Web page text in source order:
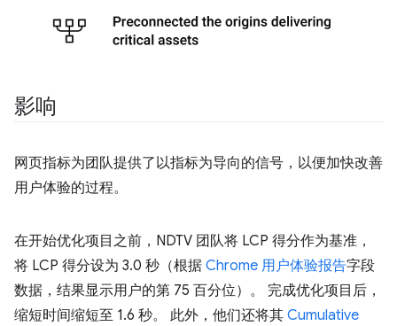
影响
网页指标为团队提供了以指标为导向的信号，以便加快改善
用户体验的过程。
在开始优化项目之前，NDTV 团队将 LCP 得分作为基准，
将 LCP 得分设为 3.0 秒（根据 Chrome 用户体验报告字段
数据，结果显示用户的第 75 百分位）。 完成优化项目后，
缩短时间缩短至 1.6 秒。 此外，他们还将其 Cumulative